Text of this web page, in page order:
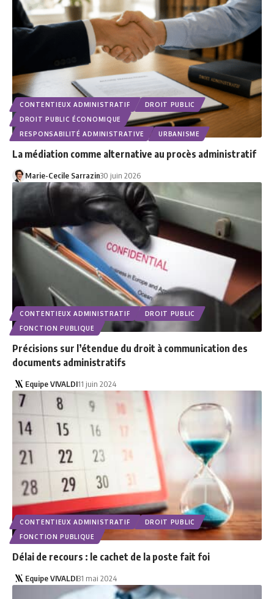
CONTENTIEUX ADMINISTRATIF
DROIT PUBLIC
DROIT PUBLIC ÉCONOMIQUE
RESPONSABILITÉ ADMINISTRATIVE
URBANISME
La médiation comme alternative au procès administratif
Marie-Cecile Sarrazin30 juin 2026
CONTENTIEUX ADMINISTRATIF
DROIT PUBLIC
FONCTION PUBLIQUE
Précisions sur l’étendue du droit à communication des
documents administratifs
Equipe VIVALDI11 juin 2024
CONTENTIEUX ADMINISTRATIF
DROIT PUBLIC
FONCTION PUBLIQUE
Délai de recours : le cachet de la poste fait foi
Equipe VIVALDI31 mai 2024